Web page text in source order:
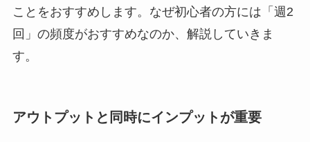
ことをおすすめします。なぜ初心者の方には「週2
回」の頻度がおすすめなのか、解説していきま
す。
アウトプットと同時にインプットが重要